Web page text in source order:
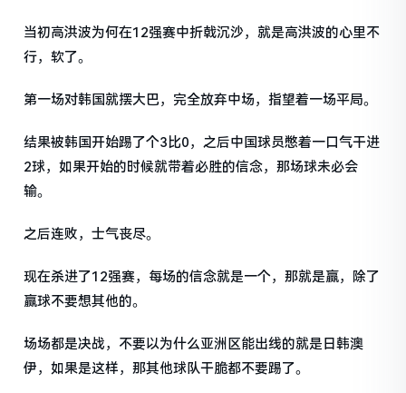
当初高洪波为何在12强赛中折戟沉沙，就是高洪波的心里不
行，软了。
第一场对韩国就摆大巴，完全放弃中场，指望着一场平局。
结果被韩国开始踢了个3比0，之后中国球员憋着一口气干进
2球，如果开始的时候就带着必胜的信念，那场球未必会
输。
之后连败，士气丧尽。
现在杀进了12强赛，每场的信念就是一个，那就是赢，除了
赢球不要想其他的。
场场都是决战，不要以为什么亚洲区能出线的就是日韩澳
伊，如果是这样，那其他球队干脆都不要踢了。